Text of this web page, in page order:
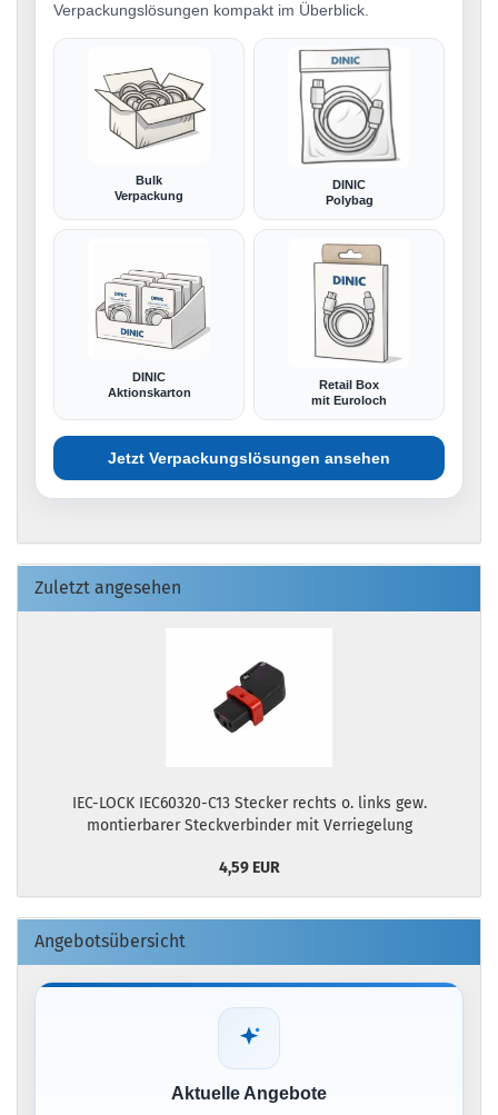
Verpackungslösungen kompakt im Überblick.
Bulk
Verpackung
DINIC
Polybag
DINIC
Aktionskarton
Retail Box
mit Euroloch
Jetzt Verpackungslösungen ansehen
Zuletzt angesehen
IEC-LOCK IEC60320-C13 Stecker rechts o. links gew.
montierbarer Steckverbinder mit Verriegelung
4,59 EUR
Angebotsübersicht
Aktuelle Angebote